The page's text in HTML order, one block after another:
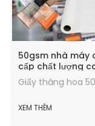
50gsm nhà máy
cấp chất lượng
Jumbo cuộn
giấy
XEM THÊM